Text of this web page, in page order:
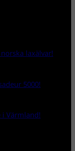
laxälvar!
5000!
Värmland!